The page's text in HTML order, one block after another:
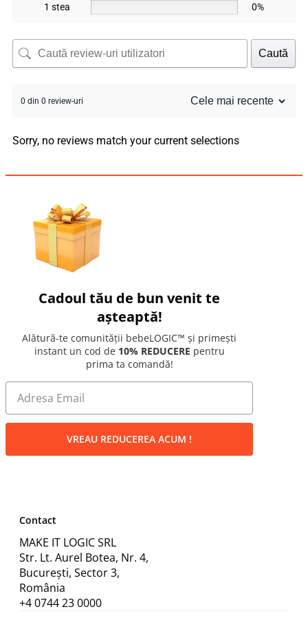
1 stea
0%
Caută
0 din 0 review-uri
Sorry, no reviews match your current selections
Cadoul tău de bun venit te
așteaptă!
Alătură-te comunității bebeLOGIC™ și primești
instant un cod de 10% REDUCERE pentru
prima ta comandă!
VREAU REDUCEREA ACUM !
Contact
MAKE IT LOGIC SRL
Str. Lt. Aurel Botea, Nr. 4,
București, Sector 3,
România
+4 0744 23 0000